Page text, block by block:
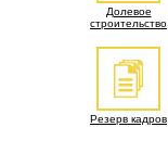
Долевое
строительство
Резерв кадров